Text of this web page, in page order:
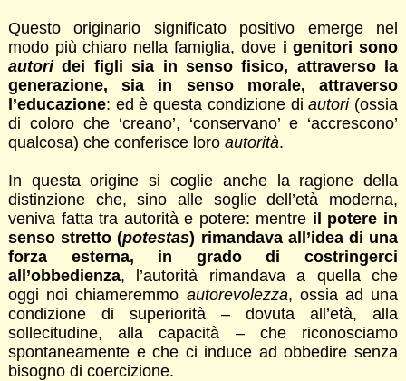
Questo originario significato positivo emerge nel
modo più chiaro nella famiglia, dove i genitori sono
autoridei figli sia in senso fisico, attraverso la
generazione, sia in senso morale, attraverso
l’educazione: ed è questa condizione diautori(ossia
di coloro che ‘creano’, ‘conservano’ e ‘accrescono’
qualcosa) che conferisce loro autorità.
In questa origine si coglie anche la ragione della
distinzione che, sino alle soglie dell’età moderna,
veniva fatta tra autorità e potere: mentre il potere in
senso stretto (potestas) rimandava all’idea di una
forza esterna, in grado di costringerci
all’obbedienza, l’autorità rimandava a quella che
oggi noi chiameremmo autorevolezza, ossia ad una
condizione di superiorità – dovuta all’età, alla
sollecitudine, alla capacità – che riconosciamo
spontaneamente e che ci induce ad obbedire senza
bisogno di coercizione.